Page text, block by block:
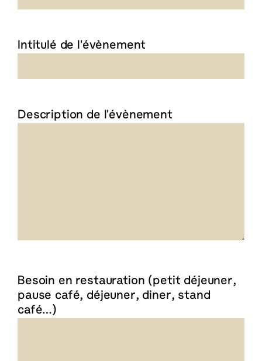
Intitulé de l'évènement
Description de l'évènement
Besoin en restauration (petit déjeuner,
pause café, déjeuner, diner, stand
café…)